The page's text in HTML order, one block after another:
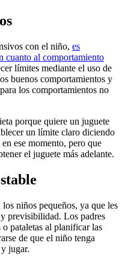
con el niño, es
cuanto al comportamiento
límites mediante el uso de
buenos comportamientos y
los comportamientos no
porque quiere un juguete
un límite claro diciendo
ese momento, pero que
el juguete más adelante.
niños pequeños, ya que les
previsibilidad. Los padres
pataletas al planificar las
de que el niño tenga
jugar.